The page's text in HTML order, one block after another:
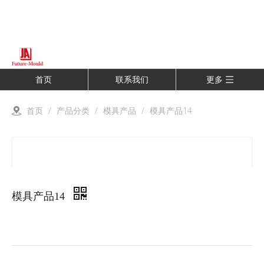
首页 联系我们 更多
首页 / 产品分类 / 模具产品 / 模具产品14
模具产品14